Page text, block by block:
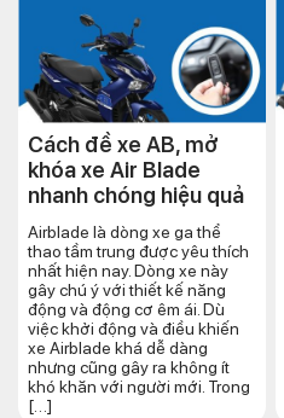
Cách đề xe AB, mở
khóa xe Air Blade
nhanh chóng hiệu quả
Airblade là dòng xe ga thể
thao tầm trung được yêu thích
nhất hiện nay. Dòng xe này
gây chú ý với thiết kế năng
động và động cơ êm ái. Dù
việc khởi động và điều khiến
xe Airblade khá dễ dàng
nhưng cũng gây ra không ít
khó khăn với người mới. Trong
[…]